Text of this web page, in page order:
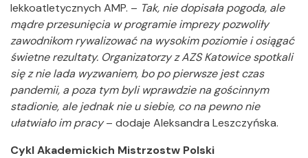
lekkoatletycznych AMP. – Tak, nie dopisała pogoda, ale
mądre przesunięcia w programie imprezy pozwoliły
zawodnikom rywalizować na wysokim poziomie i osiągać
świetne rezultaty. Organizatorzy z AZS Katowice spotkali
się z nie lada wyzwaniem, bo po pierwsze jest czas
pandemii, a poza tym byli wprawdzie na gościnnym
stadionie, ale jednak nie u siebie, co na pewno nie
ułatwiało im pracy– dodaje Aleksandra Leszczyńska.
Cykl Akademickich Mistrzostw Polski